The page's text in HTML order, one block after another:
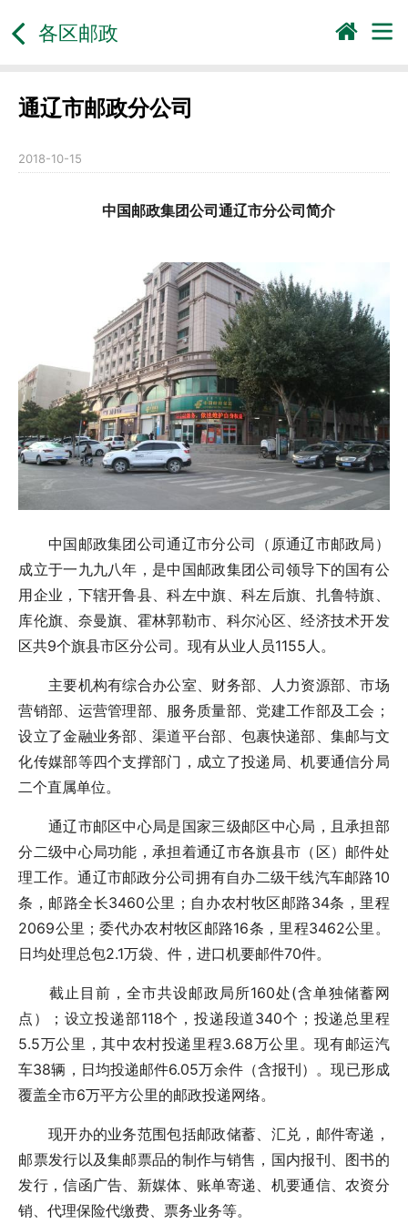
各区邮政
通辽市邮政分公司
2018-10-15
中国邮政集团公司通辽市分公司简介
中国邮政集团公司通辽市分公司（原通辽市邮政局）
成立于一九九八年，是中国邮政集团公司领导下的国有公
用企业，下辖开鲁县、科左中旗、科左后旗、扎鲁特旗、
库伦旗、奈曼旗、霍林郭勒市、科尔沁区、经济技术开发
区共9个旗县市区分公司。现有从业人员1155人。
主要机构有综合办公室、财务部、人力资源部、市场
营销部、运营管理部、服务质量部、党建工作部及工会；
设立了金融业务部、渠道平台部、包裹快递部、集邮与文
化传媒部等四个支撑部门，成立了投递局、机要通信分局
二个直属单位。
通辽市邮区中心局是国家三级邮区中心局，且承担部
分二级中心局功能，承担着通辽市各旗县市（区）邮件处
理工作。通辽市邮政分公司拥有自办二级干线汽车邮路10
条，邮路全长3460公里；自办农村牧区邮路34条，里程
2069公里；委代办农村牧区邮路16条，里程3462公里。
日均处理总包2.1万袋、件，进口机要邮件70件。
截止目前，全市共设邮政局所160处(含单独储蓄网
点）；设立投递部118个，投递段道340个；投递总里程
5.5万公里，其中农村投递里程3.68万公里。现有邮运汽
车38辆，日均投递邮件6.05万余件（含报刊）。现已形成
覆盖全市6万平方公里的邮政投递网络。
现开办的业务范围包括邮政储蓄、汇兑，邮件寄递，
邮票发行以及集邮票品的制作与销售，国内报刊、图书的
发行，信函广告、新媒体、账单寄递、机要通信、农资分
销、代理保险代缴费、票务业务等。